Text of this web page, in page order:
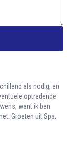
als nodig, en
optredende
want ik ben
Groeten uit Spa,